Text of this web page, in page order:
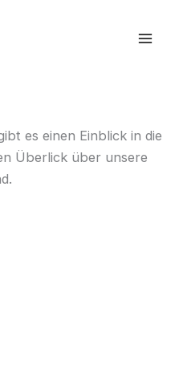
es einen Einblick in die
Überlick über unsere